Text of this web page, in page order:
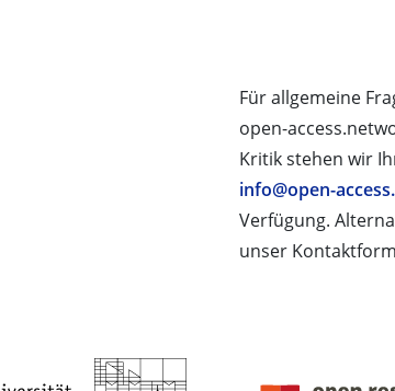
Für allgemeine
open-
Kritik stehen wir
info@open-
Verfügung.
unser